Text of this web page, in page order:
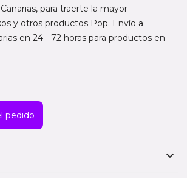
para traerte la mayor
y otros productos Pop. Envío a
en 24 - 72 horas para productos en
pedido
keyboard_arrow_down